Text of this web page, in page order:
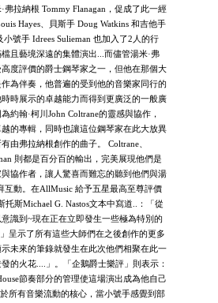
弗拉納根 Tommy Flanagan，促成了此一經
Hayes、貝斯手 Doug Watkins 和吉他手
號手 Idrees Sulieman 也加入了2人的行
且藝境深遠的集體演出...而儘管湯米·弗
度評價的爵士鋼琴家之一，但他在那個大
為伴奏，他普遍的受到他的音樂家同行的
時展示的卓越能力而得到更廣泛的一般廣
約翰·柯川John Coltrane的靈感與協作，
的專輯，同時也讓這位鋼琴家在此大放異
由弗拉納根創作的曲子。 Coltrane、
則都是百分百的輸出，完美展現他們是
協作者，讓人驚喜而難忘的聽到他們與湯
互動。在AllMusic 給予五星最高至尊評價
托斯Michael G. Nastos文本中寫道..：「從
識到~現在正在立即發生一些極為特別的
呈示了所有這些大師們在之後創作的更多
未來的筆錄就發生在此次他們相聚在此一
的火花....」。「企鵝爵士樂評」則表示：
節奏部分的管理使這場演出成為他自己
所有音樂流動的核心，當小號手感覺到部